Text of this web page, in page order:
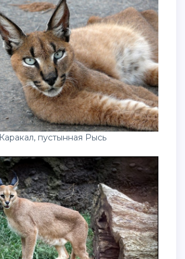
Каракал, пустынная Рысь